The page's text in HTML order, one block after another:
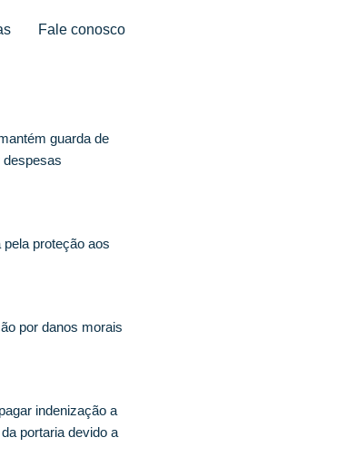
Fale conosco
guarda de
despesas
proteção aos
por danos morais
indenização a
portaria devido a